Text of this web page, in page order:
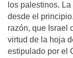
los palestinos.
desde el
razón, que Israel
virtud de la hoja
estipulado por el